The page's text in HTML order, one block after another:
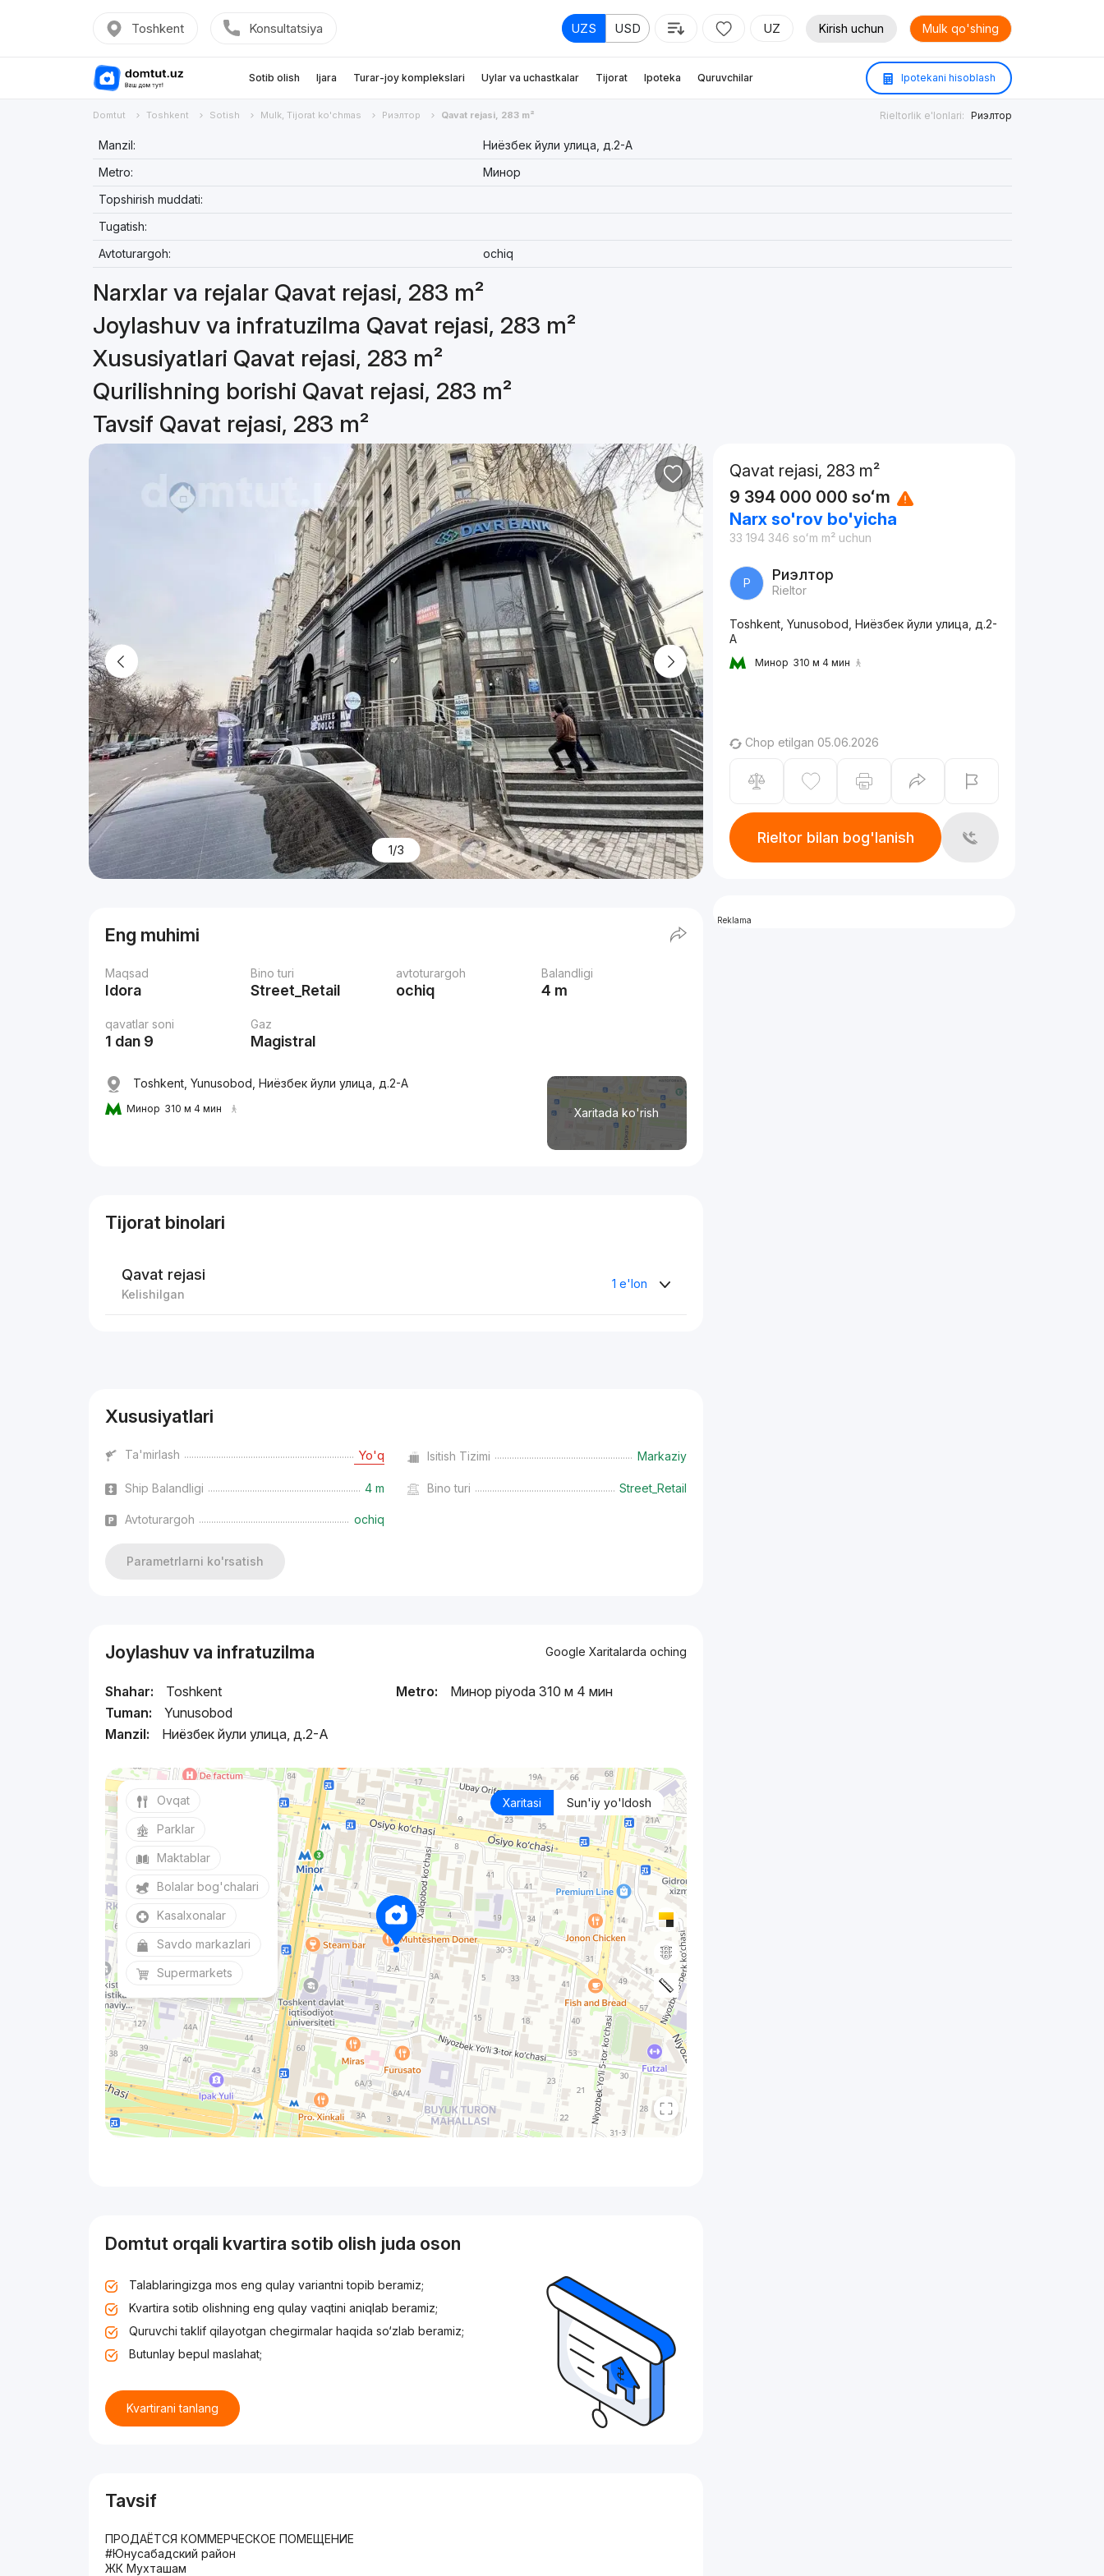
Toshkent Konsultatsiya UZS USD UZ Kirish uchun Mulk qo'shing
Sotib olish Ijara Turar-joy komplekslari Uylar va uchastkalar Tijorat Ipoteka Quruvchilar Ipotekani hisoblash
Domtut Toshkent Sotish Mulk, Tijorat ko'chmas Риэлтор Qavat rejasi, 283 m² Rieltorlik e'lonlari: Риэлтор
Manzil:
Ниёзбек йули улица, д.2-A
Metro:
Минор
Topshirish muddati:
Tugatish:
Avtoturargoh:
ochiq
Narxlar va rejalar Qavat rejasi, 283 m²
Joylashuv va infratuzilma Qavat rejasi, 283 m²
Xususiyatlari Qavat rejasi, 283 m²
Qurilishning borishi Qavat rejasi, 283 m²
Tavsif Qavat rejasi, 283 m²
1/3
Eng muhimi
Maqsad
Idora
Bino turi
Street_Retail
avtoturargoh
ochiq
Balandligi
4 m
qavatlar soni
1 dan 9
Gaz
Magistral
Xaritada ko'rish
Toshkent, Yunusobod, Ниёзбек йули улица, д.2-A
Минор 310 м 4 мин
Tijorat binolari
Qavat rejasi
Kelishilgan
1 e'lon
Xususiyatlari
Ta'mirlash Yo'q Isitish Tizimi Markaziy
Ship Balandligi 4 m Bino turi Street_Retail
Avtoturargoh ochiq
Parametrlarni ko'rsatish
Joylashuv va infratuzilma Google Xaritalarda oching
Shahar:
Toshkent
Tuman:
Yunusobod
Manzil:
Ниёзбек йули улица, д.2-A
Metro: Минор piyoda 310 м 4 мин
Xaritasi Sun'iy yo'ldosh
Ovqat
Parklar
Maktablar
Bolalar bog'chalari
Kasalxonalar
Savdo markazlari
Supermarkets
Domtut orqali kvartira sotib olish juda oson
Talablaringizga mos eng qulay variantni topib beramiz;
Kvartira sotib olishning eng qulay vaqtini aniqlab beramiz;
Quruvchi taklif qilayotgan chegirmalar haqida so‘zlab beramiz;
Butunlay bepul maslahat;
Kvartirani tanlang
Tavsif
ПРОДАЁТСЯ КОММЕРЧЕСКОЕ ПОМЕЩЕНИЕ
#Юнусабадский район
ЖК Мухташам
Qavat rejasi, 283 m²
9 394 000 000 soʻm
Narx so'rov bo'yicha
33 194 346 soʻm m² uchun
Р Риэлтор
Rieltor
Toshkent, Yunusobod, Ниёзбек йули улица, д.2-
A
Минор 310 м 4 мин
Chop etilgan 05.06.2026
Rieltor bilan bog'lanish
Reklama